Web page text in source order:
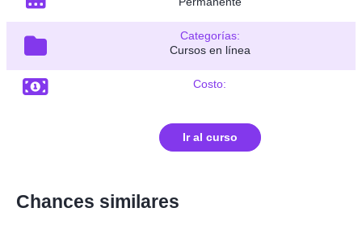
Categorías:
Cursos en línea
Costo:
Ir al curso
Chances similares